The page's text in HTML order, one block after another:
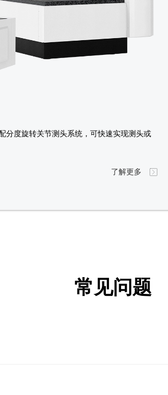
分度旋转关节测头系统，可快速实现测头或
了解更多
常见问题